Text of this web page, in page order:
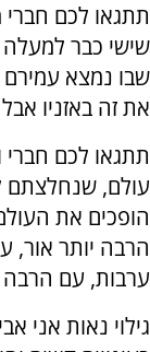
תתגאו לכם
שישי כבר
שבו נמצא
את זה באזניו
תתגאו לכם
עולם, שנחלצתם
הופכים את
הרבה יותר אור,
ערבות, עם הרבה
גילוי נאות אני